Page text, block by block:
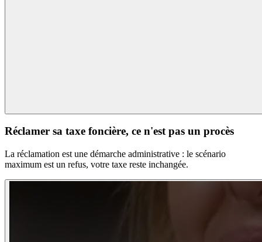
Réclamer sa taxe foncière, ce n'est pas un procès
La réclamation est une démarche administrative : le scénario
maximum est un refus, votre taxe reste inchangée.